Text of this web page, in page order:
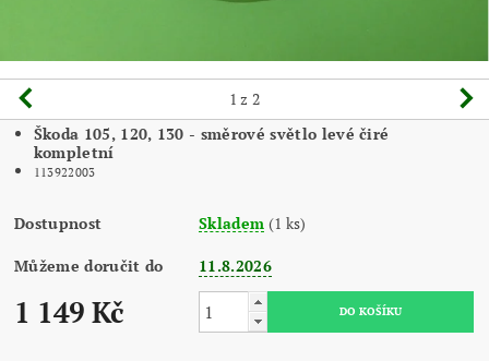
1 z 2
Škoda 105, 120, 130 - směrové světlo levé čiré
kompletní
113922003
Dostupnost Skladem (1 ks)
Můžeme doručit do 11.8.2026
1 149 Kč